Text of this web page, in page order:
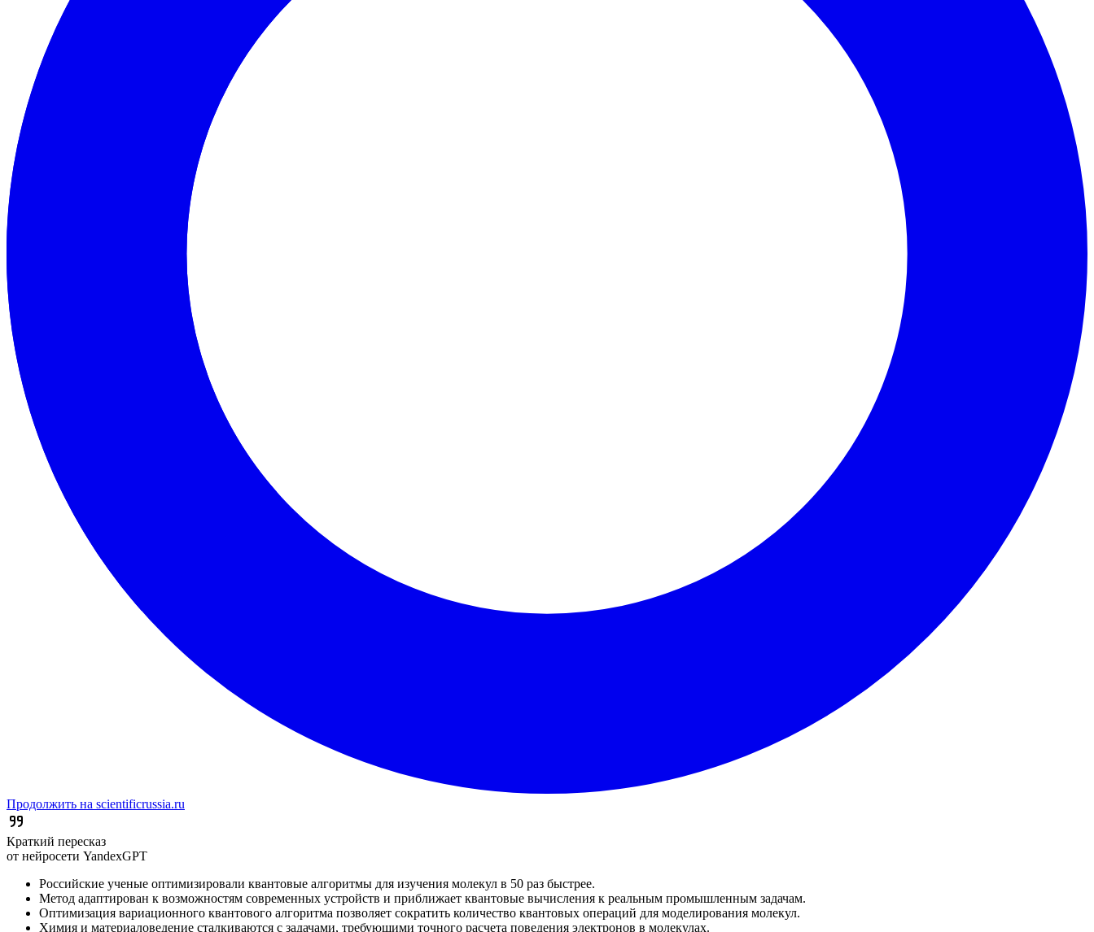
Продолжить на scientificrussia.ru
Краткий пересказ
от нейросети YandexGPT
Российские ученые оптимизировали квантовые алгоритмы для изучения молекул в 50 раз быстрее.
Метод адаптирован к возможностям современных устройств и приближает квантовые вычисления к реальным промышленным задачам.
Оптимизация вариационного квантового алгоритма позволяет сократить количество квантовых операций для моделирования молекул.
Химия и материаловедение сталкиваются с задачами, требующими точного расчета поведения электронов в молекулах.